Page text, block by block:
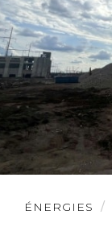
ÉNERGIES
Lire